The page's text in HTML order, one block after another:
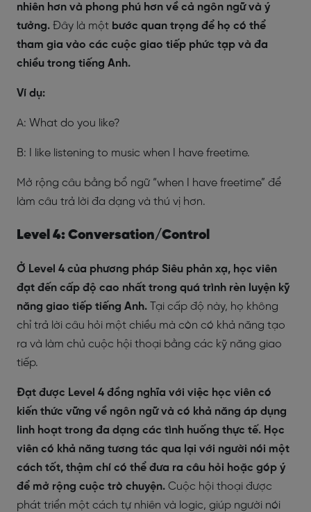
nhiên hơn và phong phú hơn về cả ngôn ngữ và ý
tưởng. Đây là một bước quan trọng để họ có thể
tham gia vào các cuộc giao tiếp phức tạp và đa
chiều trong tiếng Anh.
Ví dụ:
A: What do you like?
B: I like listening to music when I have freetime.
Mở rộng câu bằng bổ ngữ “when I have freetime” để
làm câu trả lời đa dạng và thú vị hơn.
Level 4: Conversation/Control
Ở Level 4 của phương pháp Siêu phản xạ, học viên
đạt đến cấp độ cao nhất trong quá trình rèn luyện kỹ
năng giao tiếp tiếng Anh.
Tại cấp độ này, họ không
chỉ trả lời câu hỏi một chiều mà còn có khả năng tạo
ra và làm chủ cuộc hội thoại bằng các kỹ năng giao
tiếp.
Đạt được Level 4 đồng nghĩa với việc học viên có
kiến thức vững về ngôn ngữ và có khả năng áp dụng
linh hoạt trong đa dạng các tình huống thực tế. Học
viên có khả năng tương tác qua lại với người nói một
cách tốt, thậm chí có thể đưa ra câu hỏi hoặc góp ý
để mở rộng cuộc trò chuyện. Cuộc hội thoại được
phát triển một cách tự nhiên và logic, giúp người nói